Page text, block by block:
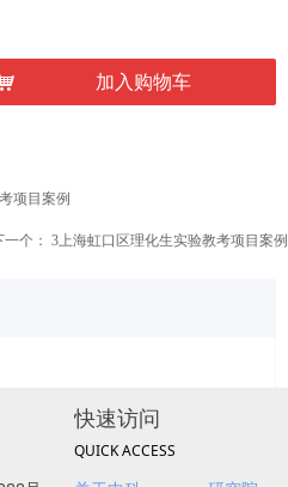
项目案例
一个： 3上海虹口区理化生实验教考项目案例
加入购物车
快速访问
QUICK ACCESS